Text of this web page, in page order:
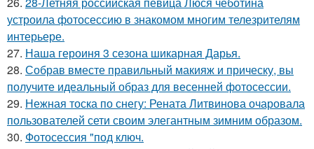
устроила фотосессию в знакомом многим телезрителям
интерьере.
27. Наша героиня 3 сезона шикарная Дарья.
28. Собрав вместе правильный макияж и прическу, вы
получите идеальный образ для весенней фотосессии.
29. Нежная тоска по снегу: Рената Литвинова очаровала
пользователей сети своим элегантным зимним образом.
30. Фотосессия "под ключ.